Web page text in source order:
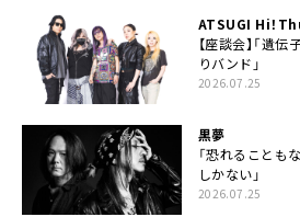
ATSUGI Hi！
【座談会】「遺
りバンド」
2026.07.25
黒夢
「恐れることも
しかない」
2026.07.25